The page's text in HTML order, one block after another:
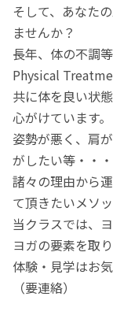
そして、あなた
ませんか？
長年、体の不調
Physical
共に体を良い状
心がけています。
姿勢が悪く、肩
がしたい等・・・
諸々の理由から
て頂きたいメソッ
当クラスでは、
ヨガの要素を取
体験・見学はお
（要連絡）